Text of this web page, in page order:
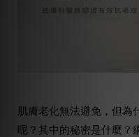
肌膚老化無法避免，但為
呢？其中的秘密是什麼